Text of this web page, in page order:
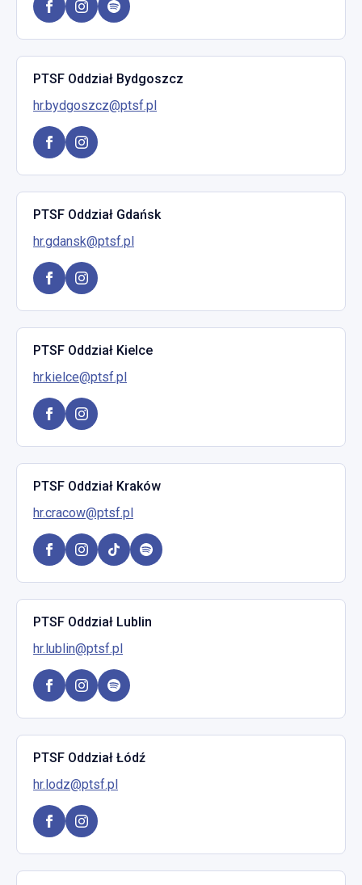
PTSF Oddział Bydgoszcz
hr.bydgoszcz@ptsf.pl
PTSF Oddział Gdańsk
hr.gdansk@ptsf.pl
PTSF Oddział Kielce
hr.kielce@ptsf.pl
PTSF Oddział Kraków
hr.cracow@ptsf.pl
PTSF Oddział Lublin
hr.lublin@ptsf.pl
PTSF Oddział Łódź
hr.lodz@ptsf.pl